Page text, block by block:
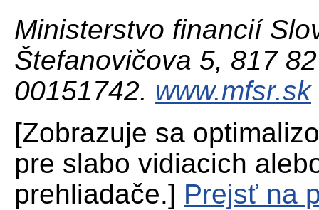
Ministerstvo financií
Štefanovičova 5, 817
00151742. www.mfsr.sk
[Zobrazuje sa
pre slabo vidiacich
prehliadače.] Prejsť na